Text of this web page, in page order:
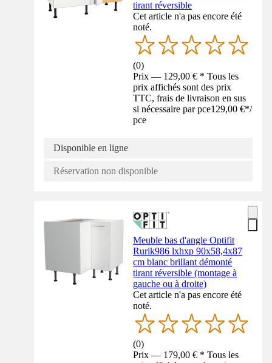
tirant réversible
Cet article n'a pas encore été
noté.
(0)
Prix — 129,00 € * Tous les
prix affichés sont des prix
TTC, frais de livraison en sus
si nécessaire par pce129,00 €*/
pce
Disponible en ligne
Réservation non disponible
Meuble bas d'angle Optifit
Rurik986 lxhxp 90x58,4x87
cm blanc brillant démonté
tirant réversible (montage à
gauche ou à droite)
Cet article n'a pas encore été
noté.
(0)
Prix — 179,00 € * Tous les